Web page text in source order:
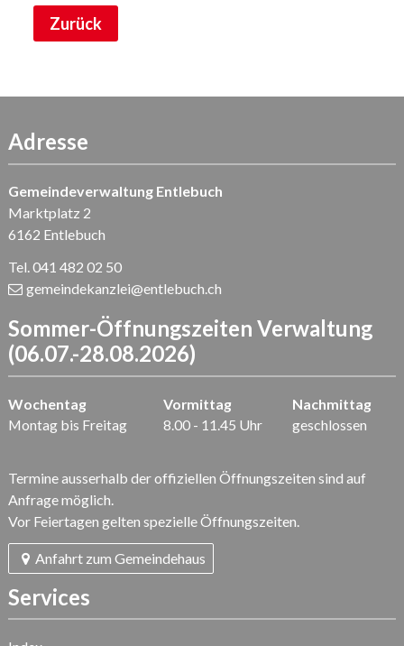
Zurück
Adresse
Gemeindeverwaltung Entlebuch
Marktplatz 2
6162 Entlebuch
Tel. 041 482 02 50
gemeindekanzlei@entlebuch.ch
Sommer-Öffnungszeiten Verwaltung
(06.07.-28.08.2026)
Wochentag Vormittag
Nachmittag
Montag bis Freitag
8.00 - 11.45 Uhr geschlossen
Termine ausserhalb der offiziellen Öffnungszeiten sind auf
Anfrage möglich.
Vor Feiertagen gelten spezielle Öffnungszeiten.
Anfahrt zum Gemeindehaus
Services